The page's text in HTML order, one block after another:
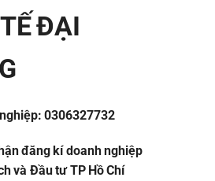
ĐẠI
0306327732
đăng kí doanh nghiệp
và Đầu tư TP Hồ Chí